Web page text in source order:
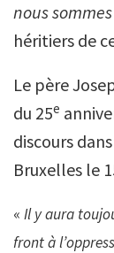
nous
héritiers de
Le père
du 25e
discours
Bruxelles le
« Il y aura
front à